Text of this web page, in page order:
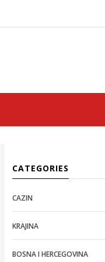
CATEGORIES
CAZIN
KRAJINA
BOSNA I HERCEGOVINA